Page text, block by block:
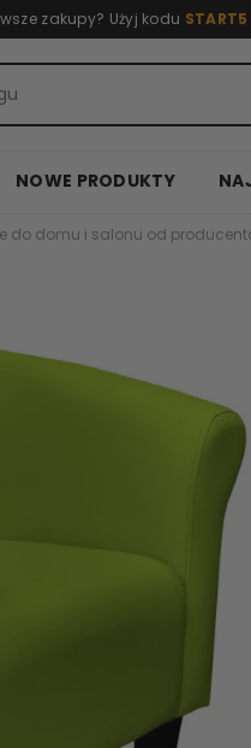
zakupy? Użyj kodu START5
NOWE PRODUKTY
do domu i salonu od